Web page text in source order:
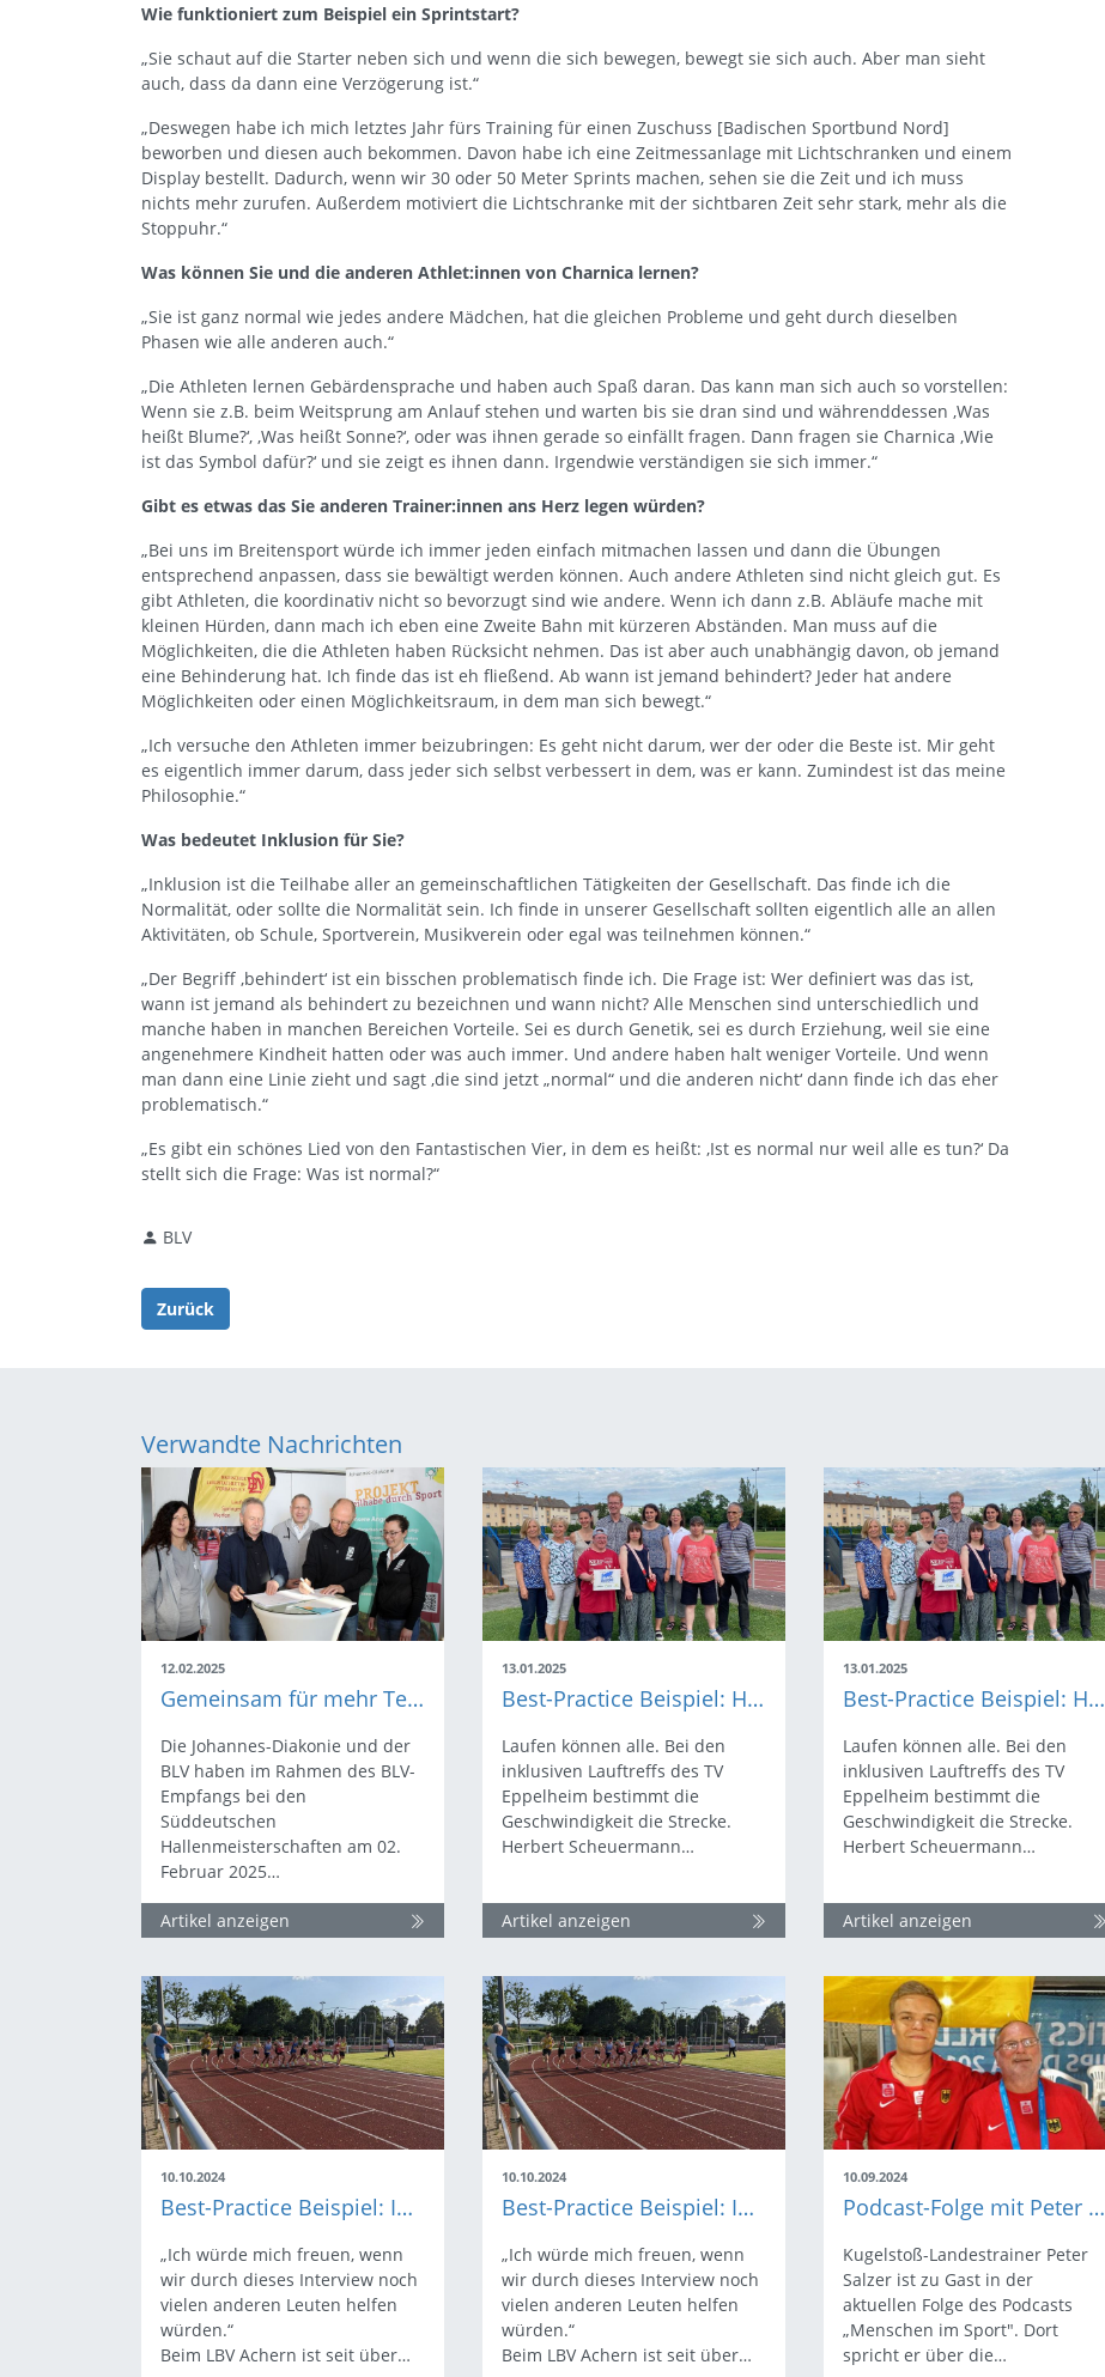
Wie funktioniert zum Beispiel ein Sprintstart?
„Sie schaut auf die Starter neben sich und wenn die sich bewegen, bewegt sie sich auch. Aber man sieht
auch, dass da dann eine Verzögerung ist.“
„Deswegen habe ich mich letztes Jahr fürs Training für einen Zuschuss [Badischen Sportbund Nord]
beworben und diesen auch bekommen. Davon habe ich eine Zeitmessanlage mit Lichtschranken und einem
Display bestellt. Dadurch, wenn wir 30 oder 50 Meter Sprints machen, sehen sie die Zeit und ich muss
nichts mehr zurufen. Außerdem motiviert die Lichtschranke mit der sichtbaren Zeit sehr stark, mehr als die
Stoppuhr.“
Was können Sie und die anderen Athlet:innen von Charnica lernen?
„Sie ist ganz normal wie jedes andere Mädchen, hat die gleichen Probleme und geht durch dieselben
Phasen wie alle anderen auch.“
„Die Athleten lernen Gebärdensprache und haben auch Spaß daran. Das kann man sich auch so vorstellen:
Wenn sie z.B. beim Weitsprung am Anlauf stehen und warten bis sie dran sind und währenddessen ‚Was
heißt Blume?‘, ‚Was heißt Sonne?‘, oder was ihnen gerade so einfällt fragen. Dann fragen sie Charnica ‚Wie
ist das Symbol dafür?‘ und sie zeigt es ihnen dann. Irgendwie verständigen sie sich immer.“
Gibt es etwas das Sie anderen Trainer:innen ans Herz legen würden?
„Bei uns im Breitensport würde ich immer jeden einfach mitmachen lassen und dann die Übungen
entsprechend anpassen, dass sie bewältigt werden können. Auch andere Athleten sind nicht gleich gut. Es
gibt Athleten, die koordinativ nicht so bevorzugt sind wie andere. Wenn ich dann z.B. Abläufe mache mit
kleinen Hürden, dann mach ich eben eine Zweite Bahn mit kürzeren Abständen. Man muss auf die
Möglichkeiten, die die Athleten haben Rücksicht nehmen. Das ist aber auch unabhängig davon, ob jemand
eine Behinderung hat. Ich finde das ist eh fließend. Ab wann ist jemand behindert? Jeder hat andere
Möglichkeiten oder einen Möglichkeitsraum, in dem man sich bewegt.“
„Ich versuche den Athleten immer beizubringen: Es geht nicht darum, wer der oder die Beste ist. Mir geht
es eigentlich immer darum, dass jeder sich selbst verbessert in dem, was er kann. Zumindest ist das meine
Philosophie.“
Was bedeutet Inklusion für Sie?
„Inklusion ist die Teilhabe aller an gemeinschaftlichen Tätigkeiten der Gesellschaft. Das finde ich die
Normalität, oder sollte die Normalität sein. Ich finde in unserer Gesellschaft sollten eigentlich alle an allen
Aktivitäten, ob Schule, Sportverein, Musikverein oder egal was teilnehmen können.“
„Der Begriff ‚behindert‘ ist ein bisschen problematisch finde ich. Die Frage ist: Wer definiert was das ist,
wann ist jemand als behindert zu bezeichnen und wann nicht? Alle Menschen sind unterschiedlich und
manche haben in manchen Bereichen Vorteile. Sei es durch Genetik, sei es durch Erziehung, weil sie eine
angenehmere Kindheit hatten oder was auch immer. Und andere haben halt weniger Vorteile. Und wenn
man dann eine Linie zieht und sagt ‚die sind jetzt „normal“ und die anderen nicht‘ dann finde ich das eher
problematisch.“
„Es gibt ein schönes Lied von den Fantastischen Vier, in dem es heißt: ‚Ist es normal nur weil alle es tun?‘ Da
stellt sich die Frage: Was ist normal?“
BLV
Zurück
Verwandte Nachrichten
12.02.2025
Gemeinsam für mehr Teilhabe im Sport!
Die Johannes-Diakonie und der
BLV haben im Rahmen des BLV-
Empfangs bei den
Süddeutschen
Hallenmeisterschaften am 02.
Februar 2025…
Artikel anzeigen
13.01.2025
Best-Practice Beispiel: Herbert Scheuermann
Laufen können alle. Bei den
inklusiven Lauftreffs des TV
Eppelheim bestimmt die
Geschwindigkeit die Strecke.
Herbert Scheuermann…
Artikel anzeigen
13.01.2025
Best-Practice Beispiel: Herbert Scheuermann
Laufen können alle. Bei den
inklusiven Lauftreffs des TV
Eppelheim bestimmt die
Geschwindigkeit die Strecke.
Herbert Scheuermann…
Artikel anzeigen
10.10.2024
Best-Practice Beispiel: Ingo Pletschen und Martin Bürkle
„Ich würde mich freuen, wenn
wir durch dieses Interview noch
vielen anderen Leuten helfen
würden.“
Beim LBV Achern ist seit über…
10.10.2024
Best-Practice Beispiel: Ingo Pletschen und Martin Bürkle
„Ich würde mich freuen, wenn
wir durch dieses Interview noch
vielen anderen Leuten helfen
würden.“
Beim LBV Achern ist seit über…
10.09.2024
Podcast-Folge mit Peter Salzer
Kugelstoß-Landestrainer Peter
Salzer ist zu Gast in der
aktuellen Folge des Podcasts
„Menschen im Sport". Dort
spricht er über die…